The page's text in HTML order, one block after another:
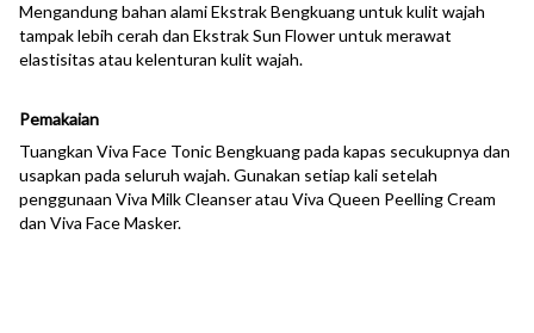
Mengandung bahan alami Ekstrak Bengkuang untuk kulit wajah
tampak lebih cerah dan Ekstrak Sun Flower untuk merawat
elastisitas atau kelenturan kulit wajah.
Pemakaian
Tuangkan Viva Face Tonic Bengkuang pada kapas secukupnya dan
usapkan pada seluruh wajah. Gunakan setiap kali setelah
penggunaan Viva Milk Cleanser atau Viva Queen Peelling Cream
dan Viva Face Masker.